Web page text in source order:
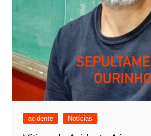
acidente Notícias